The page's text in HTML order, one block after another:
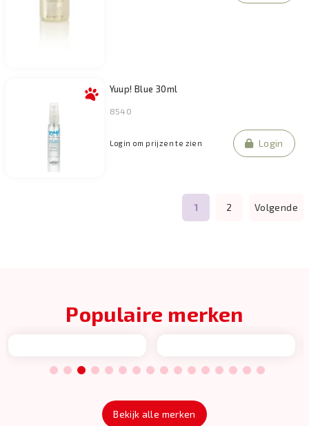
Yuup! Blue 30ml
8540
Login om prijzen te zien Login
1 2 Volgende
Populaire merken
1 2 3 4 5 6 7 8 9 10 11 12 13 14 15 16
Bekijk alle merken